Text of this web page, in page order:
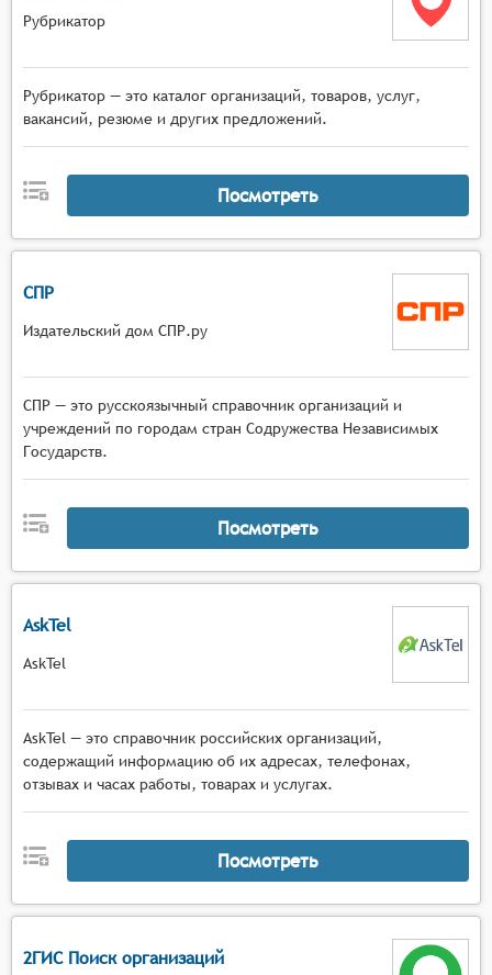
Рубрикатор
Рубрикатор — это каталог организаций, товаров, услуг,
вакансий, резюме и других предложений.
Посмотреть
СПР
Издательский дом СПР.ру
СПР — это русскоязычный справочник организаций и
учреждений по городам стран Содружества Независимых
Государств.
Посмотреть
AskTel
AskTel
AskTel — это справочник российских организаций,
содержащий информацию об их адресах, телефонах,
отзывах и часах работы, товарах и услугах.
Посмотреть
2ГИС Поиск организаций